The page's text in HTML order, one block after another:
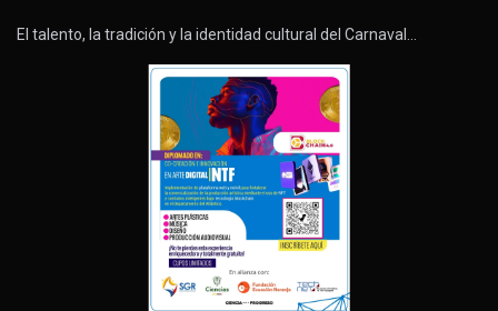
El talento, la tradición y la identidad cultural del Carnaval…